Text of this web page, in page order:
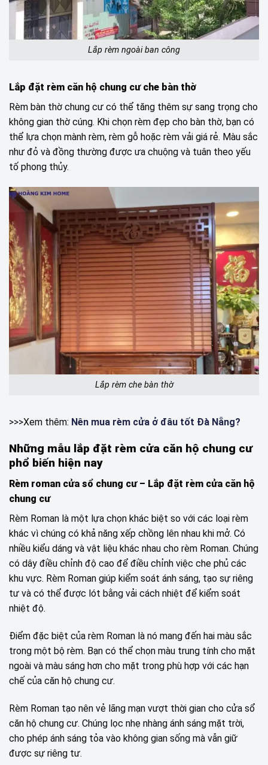
Lắp rèm ngoài ban công
Lắp đặt rèm căn hộ chung cư che bàn thờ
Rèm bàn thờ chung cư có thể tăng thêm sự sang trọng cho
không gian thờ cúng. Khi chọn rèm đẹp cho bàn thờ, bạn có
thể lựa chọn mành rèm, rèm gỗ hoặc rèm vải giá rẻ. Màu sắc
như đỏ và đồng thường được ưa chuộng và tuân theo yếu
tố phong thủy.
Lắp rèm che bàn thờ
>>>Xem thêm: Nên mua rèm cửa ở đâu tốt Đà Nẵng?
Những mẫu lắp đặt rèm cửa căn hộ chung cư
phổ biến hiện nay
Rèm roman cửa sổ chung cư – Lắp đặt rèm cửa căn hộ
chung cư
Rèm Roman là một lựa chọn khác biệt so với các loại rèm
khác vì chúng có khả năng xếp chồng lên nhau khi mở. Có
nhiều kiểu dáng và vật liệu khác nhau cho rèm Roman. Chúng
có dây điều chỉnh độ cao để điều chỉnh việc che phủ các
khu vực. Rèm Roman giúp kiểm soát ánh sáng, tạo sự riêng
tư và có thể được lót bằng vải cách nhiệt để kiểm soát
nhiệt độ.
Điểm đặc biệt của rèm Roman là nó mang đến hai màu sắc
trong một bộ rèm. Bạn có thể chọn màu trung tính cho mặt
ngoài và màu sáng hơn cho mặt trong phù hợp với các hạn
chế của căn hộ chung cư.
Rèm Roman tạo nên vẻ lãng mạn vượt thời gian cho cửa sổ
căn hộ chung cư. Chúng lọc nhẹ nhàng ánh sáng mặt trời,
cho phép ánh sáng tỏa vào không gian sống mà vẫn giữ
được sự riêng tư.